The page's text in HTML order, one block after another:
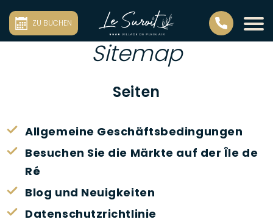
ZU BUCHEN
Sitemap
Sitemap
Seiten
Allgemeine Geschäftsbedingungen
Besuchen Sie die Märkte auf der Île de
Ré
Blog und Neuigkeiten
Datenschutzrichtlinie